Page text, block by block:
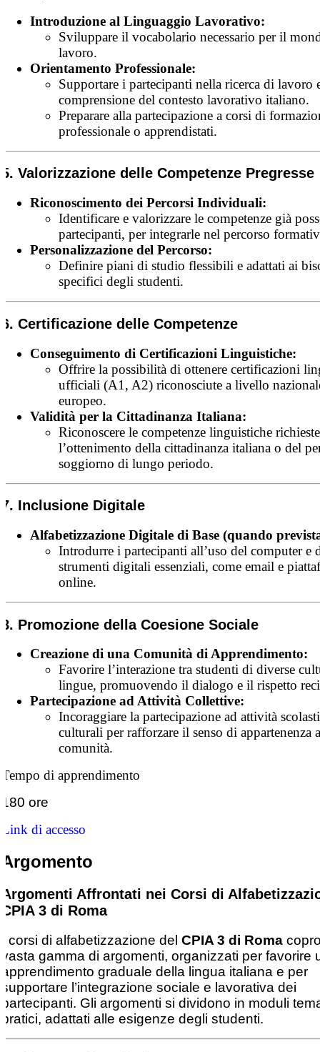
Introduzione al Linguaggio Lavorativo:
Sviluppare il vocabolario necessario per il
lavoro.
Orientamento Professionale:
Supportare i partecipanti nella ricerca di lavoro
comprensione del contesto lavorativo italiano.
Preparare alla partecipazione a corsi di
professionale o apprendistati.
5. Valorizzazione delle Competenze Pregresse
Riconoscimento dei Percorsi Individuali:
Identificare e valorizzare le competenze già
partecipanti, per integrarle nel percorso
Personalizzazione del Percorso:
Definire piani di studio flessibili e adattati ai
specifici degli studenti.
6. Certificazione delle Competenze
Conseguimento di Certificazioni Linguistiche:
Offrire la possibilità di ottenere certificazioni
ufficiali (A1, A2) riconosciute a livello
europeo.
Validità per la Cittadinanza Italiana:
Riconoscere le competenze linguistiche
l’ottenimento della cittadinanza italiana o del
soggiorno di lungo periodo.
7. Inclusione Digitale
Alfabetizzazione Digitale di Base (quando
Introdurre i partecipanti all’uso del computer e
strumenti digitali essenziali, come email e
online.
8. Promozione della Coesione Sociale
Creazione di una Comunità di Apprendimento:
Favorire l’interazione tra studenti di diverse
lingue, promuovendo il dialogo e il rispetto
Partecipazione ad Attività Collettive:
Incoraggiare la partecipazione ad attività
culturali per rafforzare il senso di appartenenza
comunità.
Tempo di apprendimento
180 ore
Link di accesso
Argomento
Argomenti Affrontati nei Corsi di
CPIA 3 di Roma
I corsi di alfabetizzazione del CPIA 3 di Roma
vasta gamma di argomenti, organizzati per favorire
apprendimento graduale della lingua italiana e per
supportare l’integrazione sociale e lavorativa dei
partecipanti. Gli argomenti si dividono in moduli
pratici, adattati alle esigenze degli studenti.